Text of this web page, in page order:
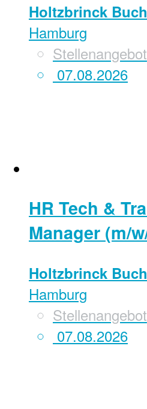
Holtzbrinck
Hamburg
Stellenangebot
07.08.2026
HR Tech &
Manager (m/
Holtzbrinck
Hamburg
Stellenangebot
07.08.2026